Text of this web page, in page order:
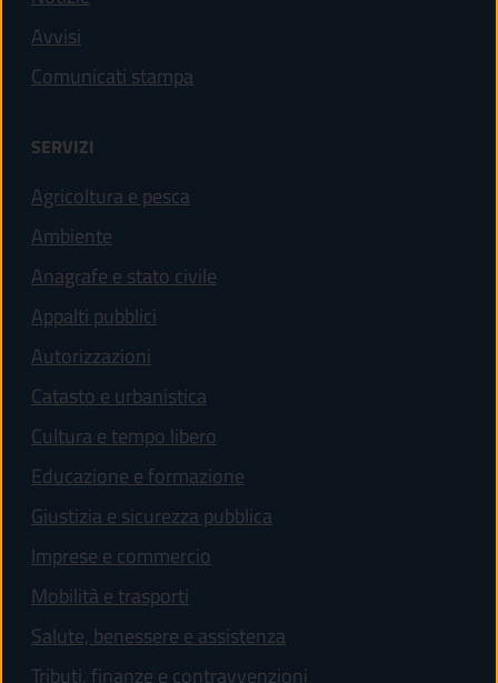
Avvisi
Comunicati stampa
SERVIZI
Agricoltura e pesca
Ambiente
Anagrafe e stato civile
Appalti pubblici
Autorizzazioni
Catasto e urbanistica
Cultura e tempo libero
Educazione e formazione
Giustizia e sicurezza pubblica
Imprese e commercio
Mobilità e trasporti
Salute, benessere e assistenza
Tributi, finanze e contravvenzioni